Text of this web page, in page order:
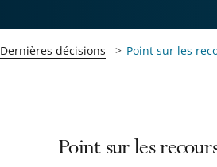
Dernières décisions Point sur les
Point sur les